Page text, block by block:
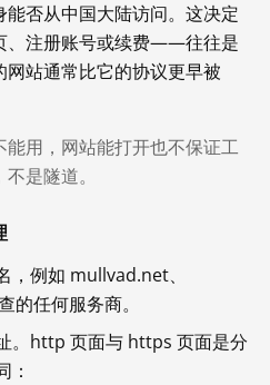
否从中国大陆访问。这决定
、注册账号或续费——往往是
站通常比它的协议更早被
用，网站能打开也不保证工
是隧道。
，例如 mullvad.net、
任何服务商。
。http 页面与 https 页面是分
：